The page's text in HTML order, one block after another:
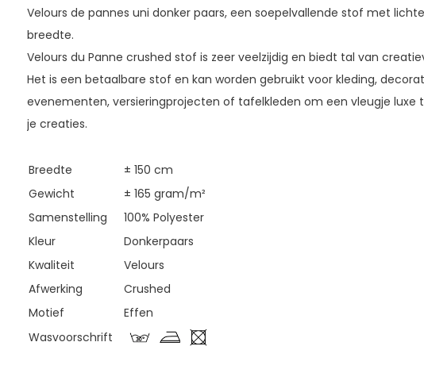
Velours de pannes uni donker paars, een soepelvallende stof met
breedte.
Velours du Panne crushed stof is zeer veelzijdig en biedt tal van
Het is een betaalbare stof en kan worden gebruikt voor kleding,
evenementen, versieringprojecten of tafelkleden om een vleugje luxe
je creaties.
Breedte
± 150 cm
Gewicht
± 165 gram/m²
Samenstelling
100% Polyester
Kleur
Donkerpaars
Kwaliteit
Velours
Afwerking
Crushed
Motief
Effen
Wasvoorschrift